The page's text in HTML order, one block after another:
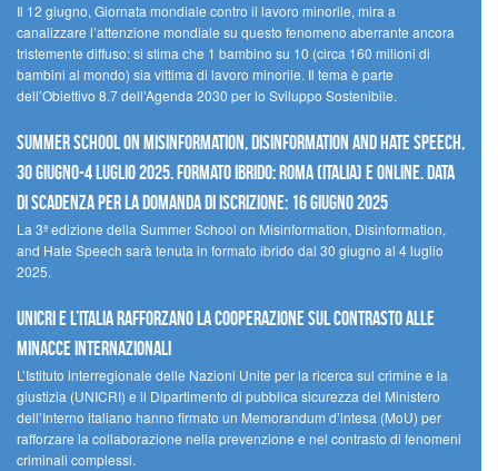
Il 12 giugno, Giornata mondiale contro il lavoro minorile, mira a
canalizzare l’attenzione mondiale su questo fenomeno aberrante ancora
tristemente diffuso: si stima che 1 bambino su 10 (circa 160 milioni di
bambini al mondo) sia vittima di lavoro minorile. Il tema è parte
dell’Obiettivo 8.7 dell’Agenda 2030 per lo Sviluppo Sostenibile.
Summer School on Misinformation, Disinformation and Hate Speech,
30 giugno-4 luglio 2025. Formato ibrido: Roma (Italia) e online. Data
di scadenza per la domanda di iscrizione: 16 giugno 2025
La 3ª edizione della Summer School on Misinformation, Disinformation,
and Hate Speech sarà tenuta in formato ibrido dal 30 giugno al 4 luglio
2025.
UNICRI e l’Italia rafforzano la cooperazione sul contrasto alle
minacce internazionali
L’Istituto interregionale delle Nazioni Unite per la ricerca sul crimine e la
giustizia (UNICRI) e il Dipartimento di pubblica sicurezza del Ministero
dell’Interno italiano hanno firmato un Memorandum d’intesa (MoU) per
rafforzare la collaborazione nella prevenzione e nel contrasto di fenomeni
criminali complessi.